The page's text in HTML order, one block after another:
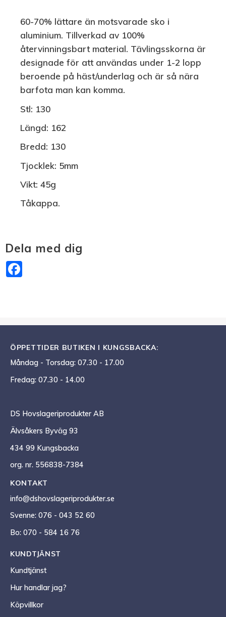
60-70% lättare än motsvarade sko i
aluminium. Tillverkad av 100%
återvinningsbart material. Tävlingsskorna är
designade för att användas under 1-2 lopp
beroende på häst/underlag och är så nära
barfota man kan komma.
Stl: 130
Längd: 162
Bredd: 130
Tjocklek: 5mm
Vikt: 45g
Tåkappa.
Dela med dig
ÖPPETTIDER BUTIKEN I KUNGSBACKA:
Måndag - Torsdag: 07.30 - 17.00
Fredag: 07.30 - 14.00
DS Hovslageriprodukter AB
Älvsåkers Byväg 93
434 99 Kungsbacka
org. nr. 556838-7384
KONTAKT
info@dshovslageriprodukter.se
Svenne: 076 - 043 52 60
Bo: 070 - 584 16 76
KUNDTJÄNST
Kundtjänst
Hur handlar jag?
Köpvillkor